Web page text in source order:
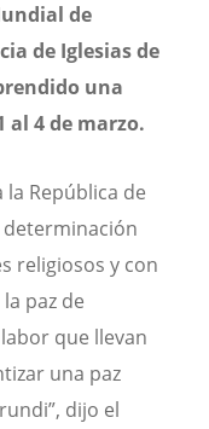
de
de Iglesias de
una
al 4 de marzo.
la República de
religiosos y con
paz de
que llevan
una paz
dijo el